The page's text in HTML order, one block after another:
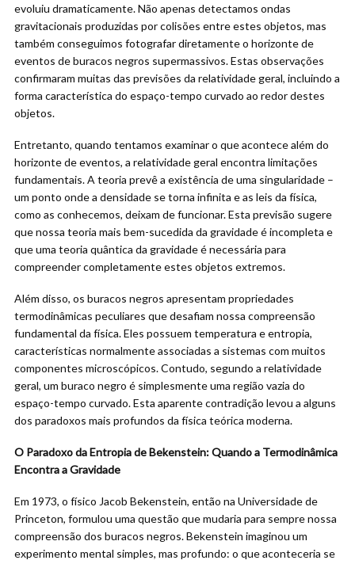
evoluiu dramaticamente. Não apenas detectamos ondas
gravitacionais produzidas por colisões entre estes objetos, mas
também conseguimos fotografar diretamente o horizonte de
eventos de buracos negros supermassivos. Estas observações
confirmaram muitas das previsões da relatividade geral, incluindo a
forma característica do espaço-tempo curvado ao redor destes
objetos.
Entretanto, quando tentamos examinar o que acontece além do
horizonte de eventos, a relatividade geral encontra limitações
fundamentais. A teoria prevê a existência de uma singularidade –
um ponto onde a densidade se torna infinita e as leis da física,
como as conhecemos, deixam de funcionar. Esta previsão sugere
que nossa teoria mais bem-sucedida da gravidade é incompleta e
que uma teoria quântica da gravidade é necessária para
compreender completamente estes objetos extremos.
Além disso, os buracos negros apresentam propriedades
termodinâmicas peculiares que desafiam nossa compreensão
fundamental da física. Eles possuem temperatura e entropia,
características normalmente associadas a sistemas com muitos
componentes microscópicos. Contudo, segundo a relatividade
geral, um buraco negro é simplesmente uma região vazia do
espaço-tempo curvado. Esta aparente contradição levou a alguns
dos paradoxos mais profundos da física teórica moderna.
O Paradoxo da Entropia de Bekenstein: Quando a Termodinâmica
Encontra a Gravidade
Em 1973, o físico Jacob Bekenstein, então na Universidade de
Princeton, formulou uma questão que mudaria para sempre nossa
compreensão dos buracos negros. Bekenstein imaginou um
experimento mental simples, mas profundo: o que aconteceria se